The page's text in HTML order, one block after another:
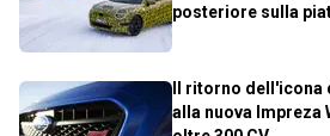
posteriore sulla
Il ritorno dell'icona
alla nuova Impreza